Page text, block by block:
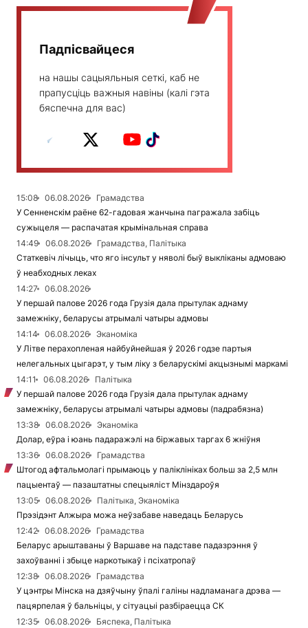
Падпісвайцеся
на нашы сацыяльныя сеткі, каб не
прапусціць важныя навіны (калі гэта
бяспечна для вас)
15:08 06.08.2026
Грамадства
У Сенненскім раёне 62-гадовая жанчына пагражала забіць
сужыцеля — распачатая крымінальная справа
14:49
06.08.2026
Грамадства, Палітыка
Статкевіч лічыць, что яго інсульт у няволі быў выкліканы адмоваю
ў неабходных леках
14:27
06.08.2026
У першай палове 2026 года Грузія дала прытулак аднаму
замежніку, беларусы атрымалі чатыры адмовы
14:14
06.08.2026
Эканоміка
У Літве перахопленая найбуйнейшая ў 2026 годзе партыя
нелегальных цыгарэт, у тым ліку з беларускімі акцызнымі маркамі
14:11
06.08.2026
Палітыка
У першай палове 2026 года Грузія дала прытулак аднаму
замежніку, беларусы атрымалі чатыры адмовы (падрабязна)
13:38
06.08.2026
Эканоміка
Долар, еўра і юань падаражэлі на біржавых таргах 6 жніўня
13:36
06.08.2026
Грамадства
Штогод афтальмолагі прымаюць у паліклініках больш за 2,5 млн
пацыентаў — пазаштатны спецыяліст Мінздароўя
13:05
06.08.2026
Палітыка, Эканоміка
Прэзідэнт Алжыра можа неўзабаве наведаць Беларусь
12:42
06.08.2026
Грамадства
Беларус арыштаваны ў Варшаве на падставе падазрэння ў
захоўванні і збыце наркотыкаў і псіхатропаў
12:38
06.08.2026
Грамадства
У цэнтры Мінска на дзяўчыну ўпалі галіны надламанага дрэва —
пацярпелая ў бальніцы, у сітуацыі разбіраецца СК
12:35
06.08.2026
Бяспека, Палітыка